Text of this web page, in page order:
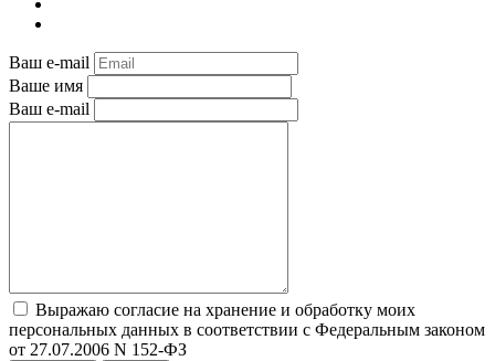
Ваш e-mail
Ваше имя
Ваш e-mail
Выражаю согласие на хранение и обработку моих
персональных данных в соответствии с Федеральным законом
от 27.07.2006 N 152-ФЗ